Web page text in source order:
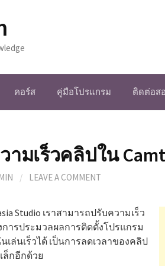
คอร์ส คู่มือโปรแกรม ติดต่อส
มเร็วคลิปใน
/ LEAVE A COMMENT
Studio เราสามารถปรับความเร็ว
ารประมวลผลการติดตั้งโปรแกรม
ล่นเร็วได้ เป็นการลดเวลาของคลิป
กอีกด้วย